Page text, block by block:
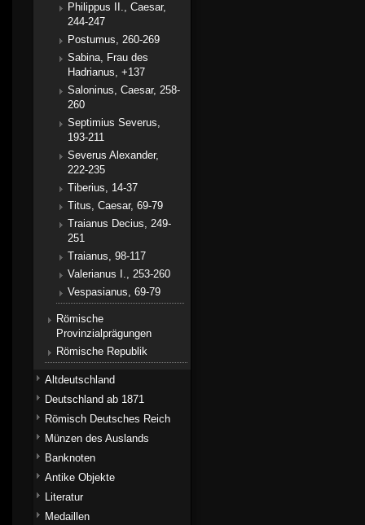
Philippus II., Caesar,
244-247
Postumus, 260-269
Sabina, Frau des
Hadrianus, +137
Saloninus, Caesar, 258-
260
Septimius Severus,
193-211
Severus Alexander,
222-235
Tiberius, 14-37
Titus, Caesar, 69-79
Traianus Decius, 249-
251
Traianus, 98-117
Valerianus I., 253-260
Vespasianus, 69-79
Römische
Provinzialprägungen
Römische Republik
Altdeutschland
Deutschland ab 1871
Römisch Deutsches Reich
Münzen des Auslands
Banknoten
Antike Objekte
Literatur
Medaillen